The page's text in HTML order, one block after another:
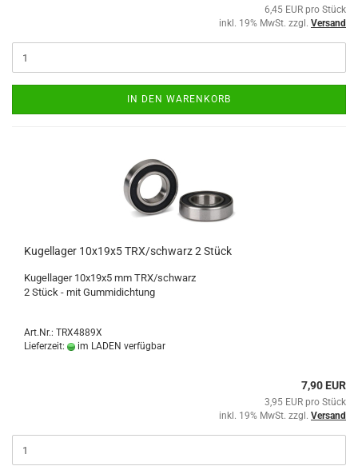
6,45 EUR pro Stück
inkl. 19% MwSt. zzgl. Versand
IN DEN WARENKORB
Kugellager 10x19x5 TRX/schwarz 2 Stück
Kugellager 10x19x5 mm TRX/schwarz
2 Stück - mit Gummidichtung
Art.Nr.: TRX4889X
Lieferzeit:
im LADEN verfügbar
7,90 EUR
3,95 EUR pro Stück
inkl. 19% MwSt. zzgl. Versand